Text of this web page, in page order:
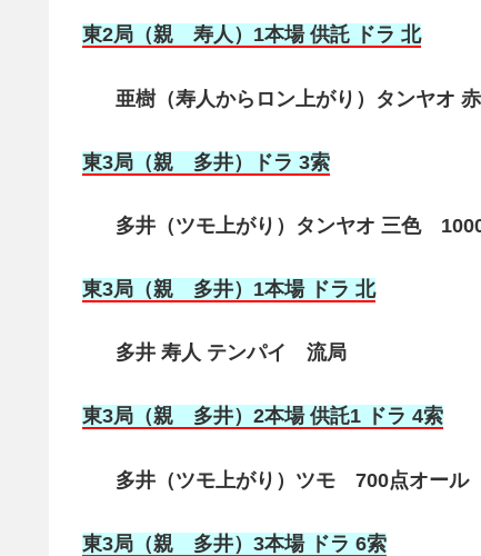
東2局（親 寿人）1本場 供託 ドラ 北
亜樹（寿人からロン上がり）タンヤ
東3局（親 多井）ドラ 3索
多井（ツモ上がり）タンヤオ 三色
東3局（親 多井）1本場 ドラ 北
多井 寿人 テンパイ 流局
東3局（親 多井）2本場 供託1 ドラ 4索
多井（ツモ上がり）ツモ 700点オー
東3局（親 多井）3本場 ドラ 6索